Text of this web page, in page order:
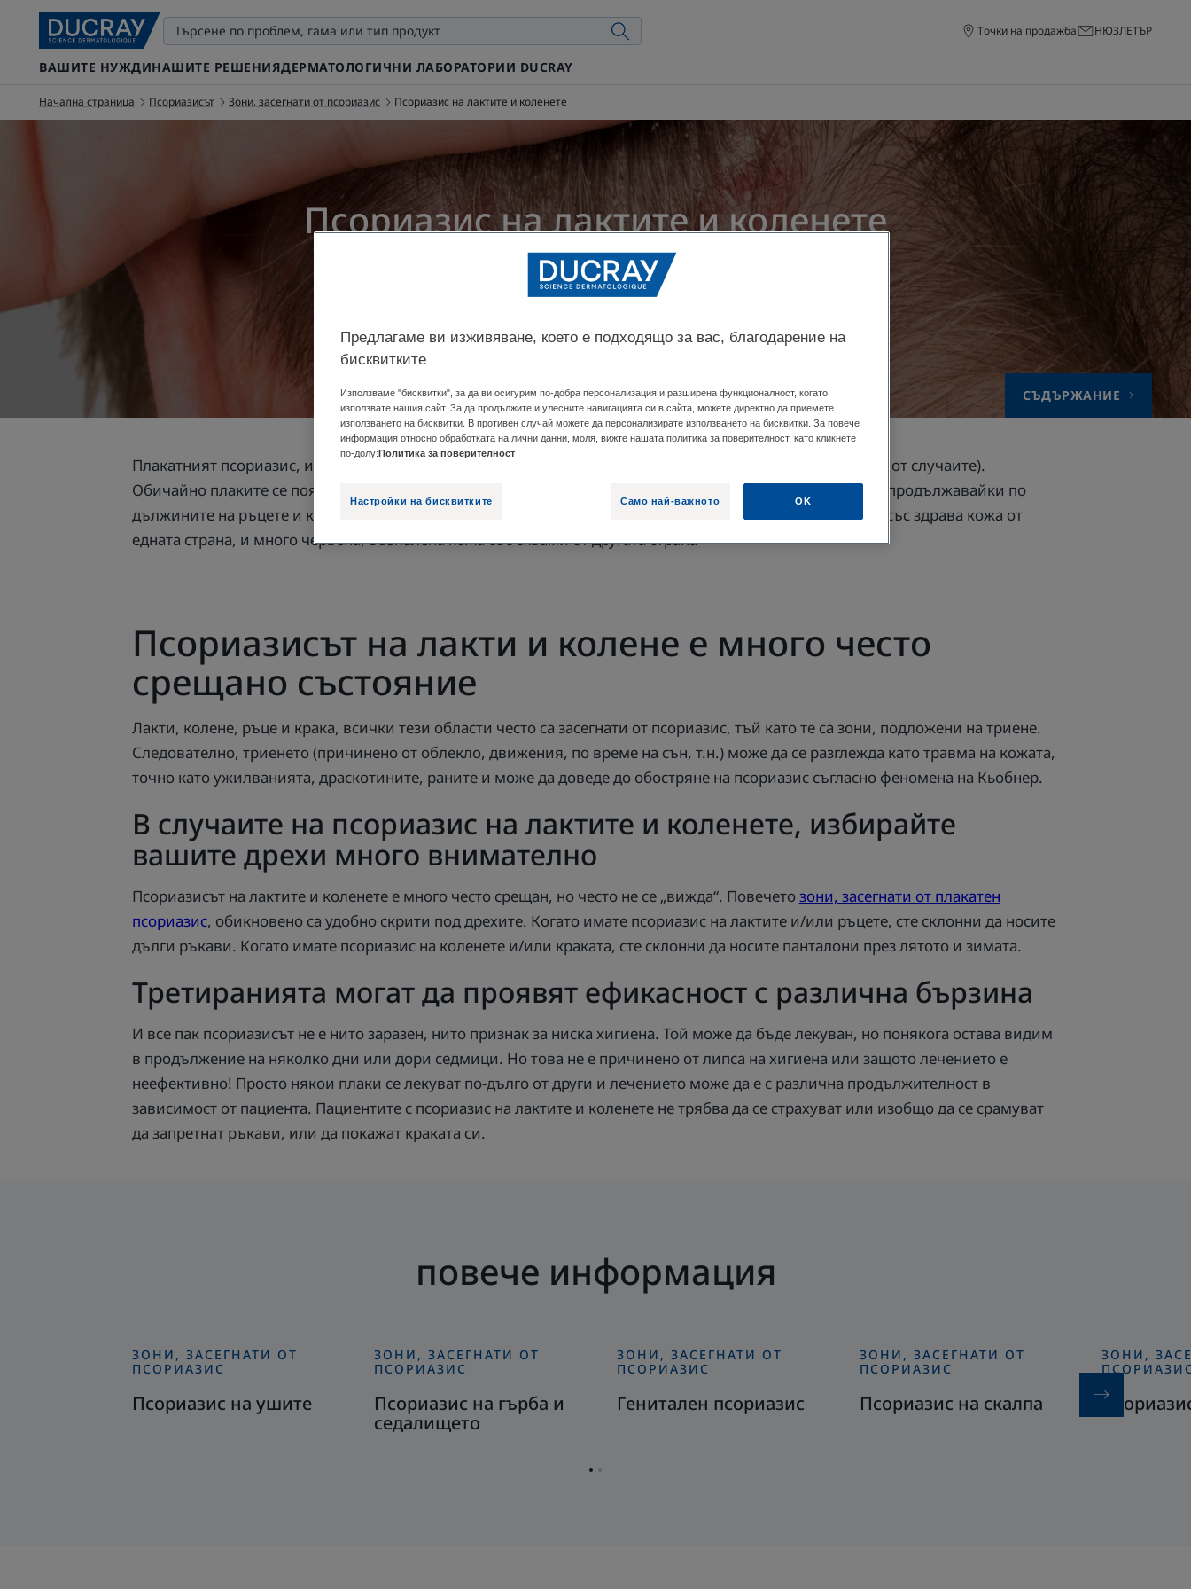
Точки на продажба НЮЗЛЕТЪР
ВАШИТЕ НУЖДИНАШИТЕ РЕШЕНИЯДЕРМАТОЛОГИЧНИ ЛАБОРАТОРИИ DUCRAY
Начална страница Псориазисът Зони, засегнати от псориазис Псориазис на лактите и коленете
Псориазис на лактите и коленете
, одобрено отнашите медицински експерти на DUCRAY
СЪДЪРЖАНИЕ
Плакатният псориазис, известен също като псориазис вулгарис, е най-честата форма на псориазис (80% от случаите).
Обичайно плаките се появяват по симетричен начин вляво и вдясно, особено на лактите и коленете, и продължавайки по
дължините на ръцете и краката. Плаките се различават по размер, но винаги са много добре очертани, със здрава кожа от
едната страна, и много червена, възпалена кожа със сквами от другата страна
Псориазисът на лакти и колене е много често
срещано състояние
Лакти, колене, ръце и крака, всички тези области често са засегнати от псориазис, тъй като те са зони, подложени на триене.
Следователно, триенето (причинено от облекло, движения, по време на сън, т.н.) може да се разглежда като травма на кожата,
точно като ужилванията, драскотините, раните и може да доведе до обостряне на псориазис съгласно феномена на Кьобнер.
В случаите на псориазис на лактите и коленете, избирайте
вашите дрехи много внимателно
Псориазисът на лактите и коленете е много често срещан, но често не се „вижда“. Повечетозони, засегнати от плакатен
псориазис, обикновено са удобно скрити под дрехите. Когато имате псориазис на лактите и/или ръцете, сте склонни да носите
дълги ръкави. Когато имате псориазис на коленете и/или краката, сте склонни да носите панталони през лятото и зимата.
Третиранията могат да проявят ефикасност с различна бързина
И все пак псориазисът не е нито заразен, нито признак за ниска хигиена. Той може да бъде лекуван, но понякога остава видим
в продължение на няколко дни или дори седмици. Но това не е причинено от липса на хигиена или защото лечението е
неефективно! Просто някои плаки се лекуват по-дълго от други и лечението може да е с различна продължителност в
зависимост от пациента. Пациентите с псориазис на лактите и коленете не трябва да се страхуват или изобщо да се срамуват
да запретнат ръкави, или да покажат краката си.
повече информация
Открийте
на
ЗОНИ, ЗАСЕГНАТИ ОТ
ПСОРИАЗИС
Псориазис на ушите
Открийте
на
гърба
ЗОНИ, ЗАСЕГНАТИ ОТ
ПСОРИАЗИС
Псориазис на гърба и
седалището
Открийте
псориазис
ЗОНИ, ЗАСЕГНАТИ ОТ
ПСОРИАЗИС
Генитален псориазис
Открийте
на
ЗОНИ, ЗАСЕГНАТИ ОТ
ПСОРИАЗИС
Псориазис на скалпа
Открийте
на
ЗОНИ,
Отидете
Отидете
Предлагаме ви изживяване, което е подходящо за вас, благодарение на
бисквитките
Използваме "бисквитки", за да ви осигурим по-добра персонализация и разширена функционалност, когато
използвате нашия сайт. За да продължите и улесните навигацията си в сайта, можете директно да приемете
използването на бисквитки. В противен случай можете да персонализирате използването на бисквитки. За повече
информация относно обработката на лични данни, моля, вижте нашата политика за поверителност, като кликнете
по-долу:Политика за поверителност
Настройки на бисквитките Само най-важното OK